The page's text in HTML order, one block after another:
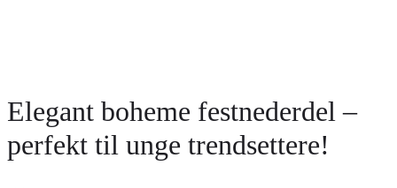
Elegant boheme festnederdel –
perfekt til unge trendsettere!